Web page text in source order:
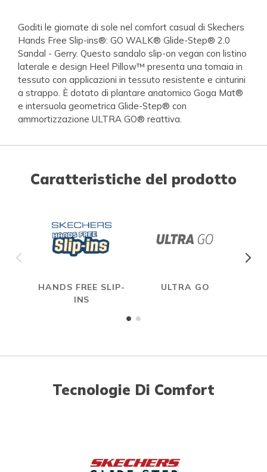
Goditi le giornate di sole nel comfort casual di Skechers
Hands Free Slip-ins®: GO WALK® Glide-Step® 2.0
Sandal - Gerry. Questo sandalo slip-on vegan con listino
laterale e design Heel Pillow™ presenta una tomaia in
tessuto con applicazioni in tessuto resistente e cinturini
a strappo. È dotato di plantare anatomico Goga Mat®
e intersuola geometrica Glide-Step® con
ammortizzazione ULTRA GO® reattiva.
Caratteristiche del prodotto
HANDS FREE SLIP-
INS
ULTRA GO
Tecnologie Di Comfort